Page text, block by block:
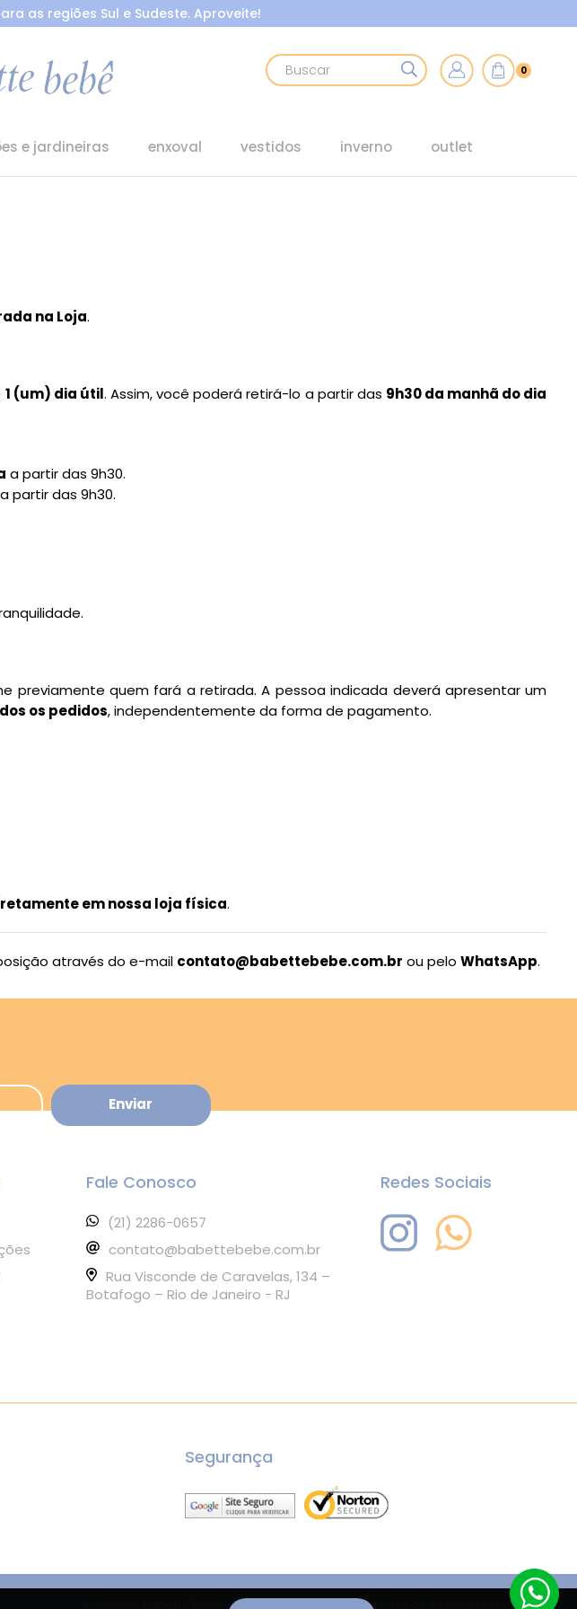
as regiões Sul e Sudeste. Aproveite!
0
e jardineiras enxoval vestidos inverno outlet
na Loja.
1 (um) dia útil. Assim, você poderá retirá-lo a partir das 9h30 da manhã do dia
a partir das 9h30.
partir das 9h30.
previamente quem fará a retirada. A pessoa indicada deverá apresentar um
os pedidos, independentemente da forma de pagamento.
em nossa loja física.
através do e-mail contato@babettebebe.com.br ou pelo WhatsApp.
Fale Conosco
(21) 2286-0657
contato@babettebebe.com.br
Rua Visconde de Caravelas, 134 –
Botafogo – Rio de Janeiro - RJ
Redes Sociais
Segurança
Copyright Babette Bebê - 34177444000119 - 2026. Todos os direitos reservados.